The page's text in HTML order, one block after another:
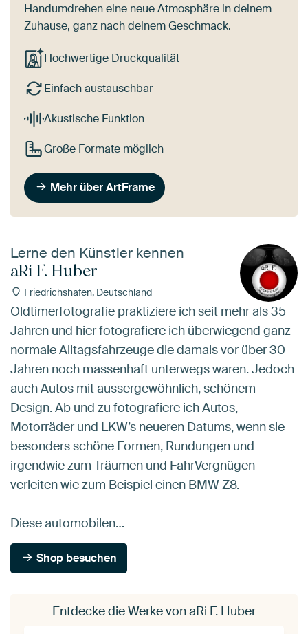
Handumdrehen eine neue Atmosphäre in deinem
Zuhause, ganz nach deinem Geschmack.
Hochwertige Druckqualität
Einfach austauschbar
Akustische Funktion
Große Formate möglich
Mehr über ArtFrame
Lerne den Künstler kennen
aRi F. Huber
Friedrichshafen, Deutschland
Oldtimerfotografie praktiziere ich seit mehr als 35
Jahren und hier fotografiere ich überwiegend ganz
normale Alltagsfahrzeuge die damals vor über 30
Jahren noch massenhaft unterwegs waren. Jedoch
auch Autos mit aussergewöhnlich, schönem
Design. Ab und zu fotografiere ich Autos,
Motorräder und LKW’s neueren Datums, wenn sie
besonders schöne Formen, Rundungen und
irgendwie zum Träumen und FahrVergnügen
verleiten wie zum Beispiel einen BMW Z8.
Diese automobilen…
Shop besuchen
Entdecke die Werke von aRi F. Huber